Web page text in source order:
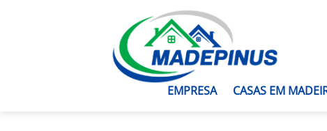
EMPRESA CASAS EM